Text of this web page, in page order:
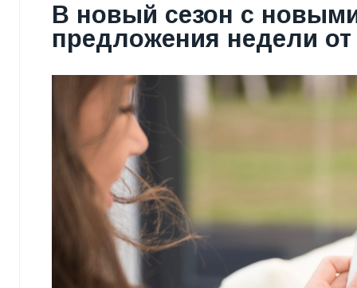
В новый сезон с
предложения недели